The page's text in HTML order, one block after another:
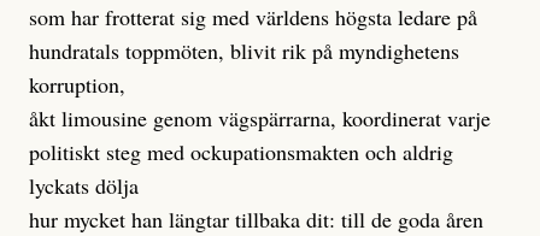
som har frotterat sig med världens högsta ledare på
hundratals toppmöten, blivit rik på myndighetens
korruption,
åkt limousine genom vägspärrarna, koordinerat varje
politiskt steg med ockupationsmakten och aldrig
lyckats dölja
hur mycket han längtar tillbaka dit: till de goda åren